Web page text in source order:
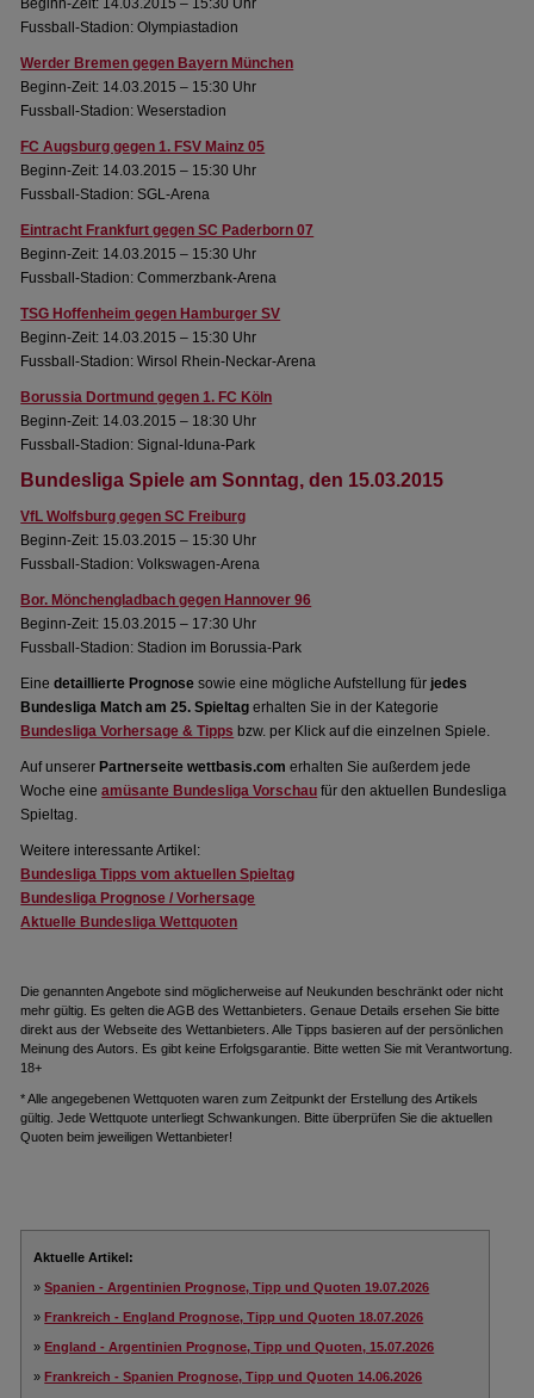
Beginn-Zeit: 14.03.2015 – 15:30 Uhr
Fussball-Stadion: Olympiastadion
Werder Bremen gegen Bayern München
Beginn-Zeit: 14.03.2015 – 15:30 Uhr
Fussball-Stadion: Weserstadion
FC Augsburg gegen 1. FSV Mainz 05
Beginn-Zeit: 14.03.2015 – 15:30 Uhr
Fussball-Stadion: SGL-Arena
Eintracht Frankfurt gegen SC Paderborn 07
Beginn-Zeit: 14.03.2015 – 15:30 Uhr
Fussball-Stadion: Commerzbank-Arena
TSG Hoffenheim gegen Hamburger SV
Beginn-Zeit: 14.03.2015 – 15:30 Uhr
Fussball-Stadion: Wirsol Rhein-Neckar-Arena
Borussia Dortmund gegen 1. FC Köln
Beginn-Zeit: 14.03.2015 – 18:30 Uhr
Fussball-Stadion: Signal-Iduna-Park
Bundesliga Spiele am Sonntag, den 15.03.2015
VfL Wolfsburg gegen SC Freiburg
Beginn-Zeit: 15.03.2015 – 15:30 Uhr
Fussball-Stadion: Volkswagen-Arena
Bor. Mönchengladbach gegen Hannover 96
Beginn-Zeit: 15.03.2015 – 17:30 Uhr
Fussball-Stadion: Stadion im Borussia-Park
Einedetaillierte Prognose sowie eine mögliche Aufstellung für jedes
Bundesliga Match am 25. Spieltag erhalten Sie in der Kategorie
Bundesliga Vorhersage & Tipps bzw. per Klick auf die einzelnen Spiele.
Auf unserer Partnerseite wettbasis.com erhalten Sie außerdem jede
Woche eineamüsante Bundesliga Vorschau für den aktuellen Bundesliga
Spieltag.
Weitere interessante Artikel:
Bundesliga Tipps vom aktuellen Spieltag
Bundesliga Prognose / Vorhersage
Aktuelle Bundesliga Wettquoten
Die genannten Angebote sind möglicherweise auf Neukunden beschränkt oder nicht
mehr gültig. Es gelten die AGB des Wettanbieters. Genaue Details ersehen Sie bitte
direkt aus der Webseite des Wettanbieters. Alle Tipps basieren auf der persönlichen
Meinung des Autors. Es gibt keine Erfolgsgarantie. Bitte wetten Sie mit Verantwortung.
18+
* Alle angegebenen Wettquoten waren zum Zeitpunkt der Erstellung des Artikels
gültig. Jede Wettquote unterliegt Schwankungen. Bitte überprüfen Sie die aktuellen
Quoten beim jeweiligen Wettanbieter!
Aktuelle Artikel:
»Spanien - Argentinien Prognose, Tipp und Quoten 19.07.2026
»Frankreich - England Prognose, Tipp und Quoten 18.07.2026
»England - Argentinien Prognose, Tipp und Quoten, 15.07.2026
»Frankreich - Spanien Prognose, Tipp und Quoten 14.06.2026